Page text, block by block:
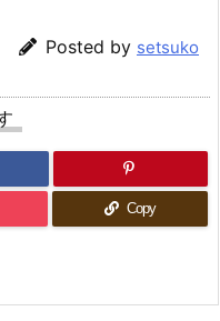
Posted by setsuko
Copy